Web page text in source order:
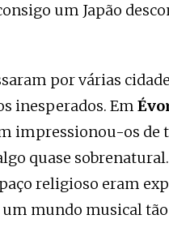
um Japão
por várias
inesperados. Em
impressionou-os
quase
religioso eram
mundo musical